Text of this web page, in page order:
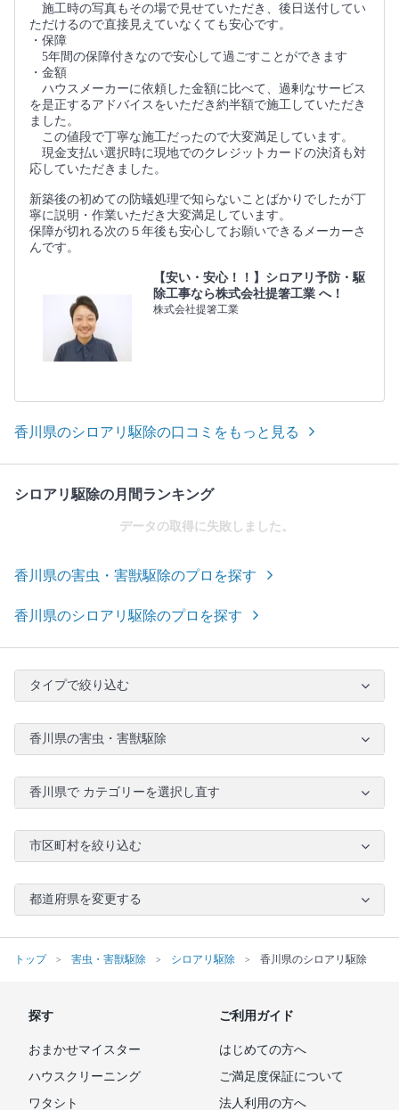
施工時の写真もその場で見せていただき、後日送付してい
ただけるので直接見えていなくても安心です。
・保障
5年間の保障付きなので安心して過ごすことができます
・金額
ハウスメーカーに依頼した金額に比べて、過剰なサービス
を是正するアドバイスをいただき約半額で施工していただき
ました。
この値段で丁寧な施工だったので大変満足しています。
現金支払い選択時に現地でのクレジットカードの決済も対
応していただきました。
新築後の初めての防蟻処理で知らないことばかりでしたが丁
寧に説明・作業いただき大変満足しています。
保障が切れる次の５年後も安心してお願いできるメーカーさ
んです。
【安い・安心！！】シロアリ予防・駆
除工事なら株式会社提箸工業 へ！
株式会社提箸工業
香川県のシロアリ駆除の口コミをもっと見る
シロアリ駆除の月間ランキング
データの取得に失敗しました。
香川県の害虫・害獣駆除のプロを探す
香川県のシロアリ駆除のプロを探す
タイプで絞り込む
香川県の害虫・害獣駆除
香川県で カテゴリーを選択し直す
市区町村を絞り込む
都道府県を変更する
トップ 害虫・害獣駆除 シロアリ駆除 香川県のシロアリ駆除
探す
おまかせマイスター
ハウスクリーニング
ワタシト
ご利用ガイド
はじめての方へ
ご満足度保証について
法人利用の方へ